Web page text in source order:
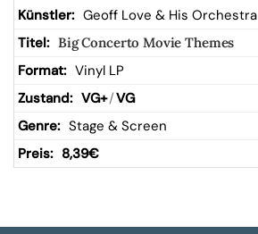
Geoff Love & His Orchestra
Big Concerto Movie Themes
Vinyl LP
VG+/VG
Stage & Screen
8,39€